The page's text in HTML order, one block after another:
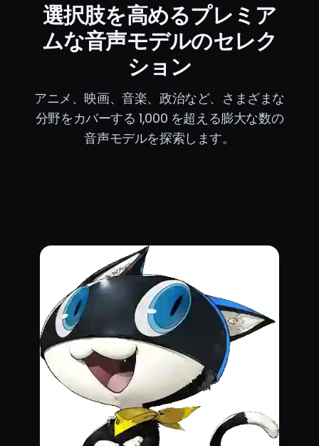
選択肢を高めるプレミア
ムな音声モデルのセレク
ション
アニメ、映画、音楽、政治など、さまざまな
分野をカバーする 1,000 を超える膨大な数の
音声モデルを探索します。